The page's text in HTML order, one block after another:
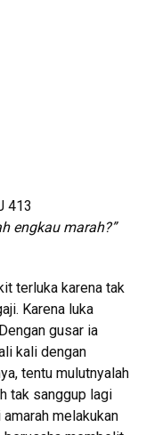
413
engkau marah?”
terluka karena tak
Karena luka
gusar ia
kali dengan
tentu mulutnyalah
tak sanggup lagi
melakukan